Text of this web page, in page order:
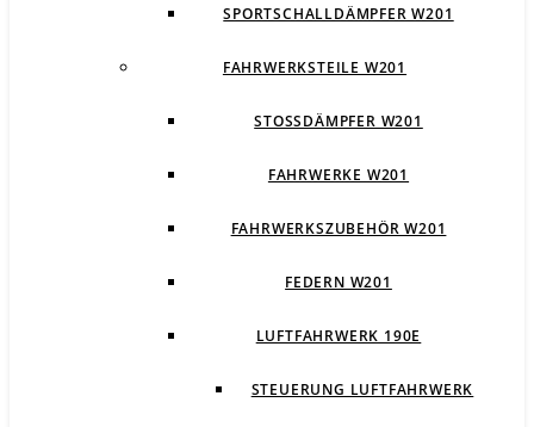
SPORTSCHALLDÄMPFER W201
FAHRWERKSTEILE W201
STOSSDÄMPFER W201
FAHRWERKE W201
FAHRWERKSZUBEHÖR W201
FEDERN W201
LUFTFAHRWERK 190E
STEUERUNG LUFTFAHRWERK